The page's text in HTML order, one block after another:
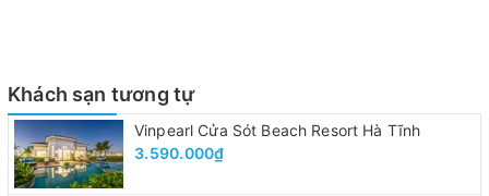
Khách sạn tương tự
Vinpearl Cửa Sót Beach Resort Hà Tĩnh
3.590.000₫